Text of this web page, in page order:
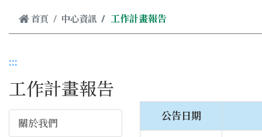
首頁 中心資訊 工作計畫報告
:::
工作計畫報告
關於我們
公告日期